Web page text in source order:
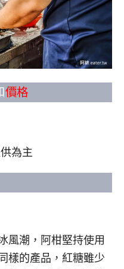
價格
為主
風潮，阿柑堅持使用
樣的產品，紅糖雖少